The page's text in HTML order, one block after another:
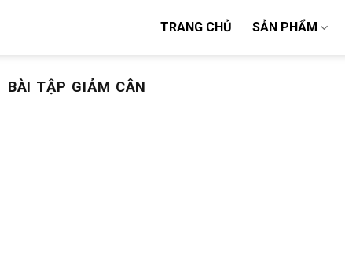
TRANG CHỦ SẢN PHẨM
BÀI TẬP GIẢM CÂN